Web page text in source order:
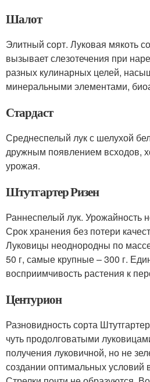
Шалот
Элитный сорт. Луковая мякоть
вызывает слезотечения при
разных кулинарных целей,
минеральными элементами,
Стардаст
Среднеспелый лук с шелухой
дружным появлением всходов,
урожая.
Штутгартер Ризен
Раннеспелый лук. Урожайность
Срок хранения без потери
Луковицы неоднородны по
50 г, самые крупные – 300 г.
восприимчивость растения к
Центурион
Разновидность сорта
чуть продолговатыми
получения луковичной, но не
создании оптимальных условий